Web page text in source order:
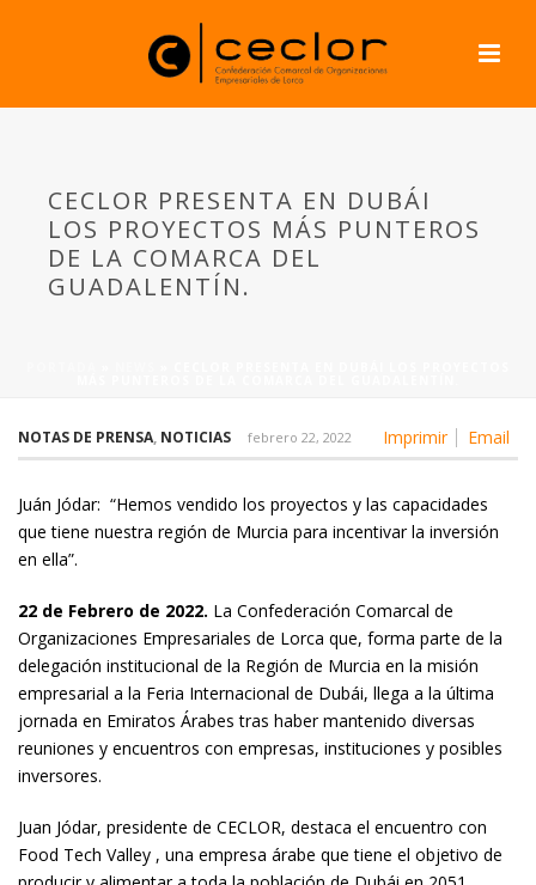
CECLOR PRESENTA EN DUBÁI
LOS PROYECTOS MÁS PUNTEROS
DE LA COMARCA DEL
GUADALENTÍN.
Imprimir Email
NOTAS DE PRENSA, NOTICIAS febrero 22, 2022
Juán Jódar: “Hemos vendido los proyectos y las capacidades
que tiene nuestra región de Murcia para incentivar la inversión
en ella”.
22 de Febrero de 2022. La Confederación Comarcal de
Organizaciones Empresariales de Lorca que, forma parte de la
delegación institucional de la Región de Murcia en la misión
empresarial a la Feria Internacional de Dubái, llega a la última
jornada en Emiratos Árabes tras haber mantenido diversas
reuniones y encuentros con empresas, instituciones y posibles
inversores.
Juan Jódar, presidente de CECLOR, destaca el encuentro con
Food Tech Valley , una empresa árabe que tiene el objetivo de